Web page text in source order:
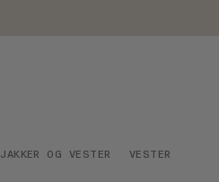
JAKKER OG VESTER VESTER